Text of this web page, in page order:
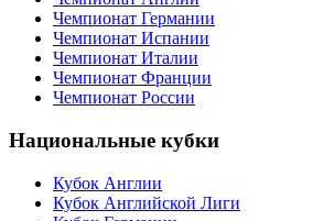
Национальные Чемпионаты
Чемпионат Англии
Чемпионат Испании
Чемпионат Франции
Чемпионат России